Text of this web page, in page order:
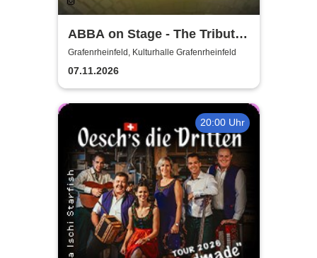
ABBA on Stage - The Tribute
Show
Grafenrheinfeld, Kulturhalle Grafenrheinfeld
07.11.2026
20:00 Uhr